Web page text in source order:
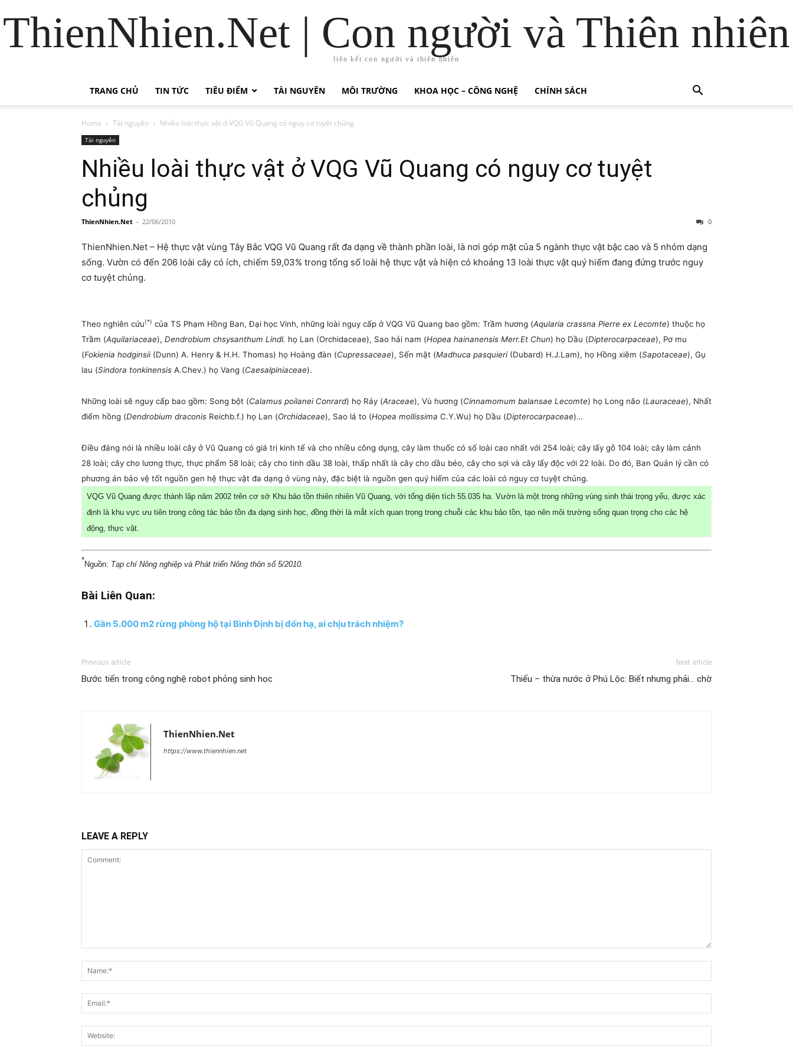
ThienNhien.Net | Con người và Thiên nhiên
liên kết con người và thiên nhiên
TRANG CHỦ TIN TỨC TIÊU ĐIỂM TÀI NGUYÊN MÔI TRƯỜNG KHOA HỌC – CÔNG NGHỆ CHÍNH SÁCH
Home Tài nguyên Nhiều loài thực vật ở VQG Vũ Quang có nguy cơ tuyệt chủng
Tài nguyên
Nhiều loài thực vật ở VQG Vũ Quang có nguy cơ tuyệt
chủng
ThienNhien.Net - 22/06/2010 0
ThienNhien.Net – Hệ thực vật vùng Tây Bắc VQG Vũ Quang rất đa dạng về thành phần loài, là nơi góp mặt của 5 ngành thực vật bậc cao và 5 nhóm dạng
sống. Vườn có đến 206 loài cây có ích, chiếm 59,03% trong tổng số loài hệ thực vật và hiện có khoảng 13 loài thực vật quý hiếm đang đứng trước nguy
cơ tuyệt chủng.
Theo nghiên cứu(*) của TS Phạm Hồng Ban, Đại học Vinh, những loài nguy cấp ở VQG Vũ Quang bao gồm: Trầm hương (Aqularia crassna Pierre ex Lecomte) thuộc họ
Trầm (Aquilariaceae), Dendrobium chsysanthum Lindl. họ Lan (Orchidaceae), Sao hải nam (Hopea hainanensis Merr.Et Chun) họ Dầu (Dipterocarpaceae), Pơ mu
(Fokienia hodginsii(Dunn) A. Henry & H.H. Thomas) họ Hoàng đàn (Cupressaceae), Sến mật (Madhuca pasquieri(Dubard) H.J.Lam), họ Hồng xiêm (Sapotaceae), Gụ
lau (Sindora tonkinensis A.Chev.) họ Vang (Caesalpiniaceae).
Những loài sẽ nguy cấp bao gồm: Song bột (Calamus poilanei Conrard) họ Ráy (Araceae), Vù hương (Cinnamomum balansae Lecomte) họ Long não (Lauraceae), Nhất
điểm hồng (Dendrobium draconis Reichb.f.) họ Lan (Orchidaceae), Sao lá to (Hopea mollissima C.Y.Wu) họ Dầu (Dipterocarpaceae)…
Điều đáng nói là nhiều loài cây ở Vũ Quang có giá trị kinh tế và cho nhiều công dụng, cây làm thuốc có số loài cao nhất với 254 loài; cây lấy gỗ 104 loài; cây làm cảnh
28 loài; cây cho lương thực, thực phẩm 58 loài; cây cho tinh dầu 38 loài, thấp nhất là cây cho dầu béo, cây cho sợi và cây lấy độc với 22 loài. Do đó, Ban Quản lý cần có
phương án bảo vệ tốt nguồn gen hệ thực vật đa dạng ở vùng này, đặc biệt là nguồn gen quý hiếm của các loài có nguy cơ tuyệt chủng.
VQG Vũ Quang được thành lập năm 2002 trên cơ sở Khu bảo tồn thiên nhiên Vũ Quang, với tổng diện tích 55.035 ha. Vườn là một trong những vùng sinh thái trọng yếu, được xác
định là khu vực ưu tiên trong công tác bảo tồn đa dạng sinh học, đồng thời là mắt xích quan trọng trong chuỗi các khu bảo tồn, tạo nên môi trường sống quan trọng cho các hệ
động, thực vật.
*Nguồn: Tạp chí Nông nghiệp và Phát triển Nông thôn số 5/2010.
Bài Liên Quan:
Gần 5.000 m2 rừng phòng hộ tại Bình Định bị đốn hạ, ai chịu trách nhiệm?
Previous article
Bước tiến trong công nghệ robot phỏng sinh học
Next article
Thiếu – thừa nước ở Phú Lộc: Biết nhưng phải… chờ
ThienNhien.Net
https://www.thiennhien.net
LEAVE A REPLY